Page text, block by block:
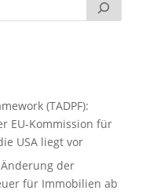
(TADPF):
EU-Kommission für
USA liegt vor
der
für Immobilien ab